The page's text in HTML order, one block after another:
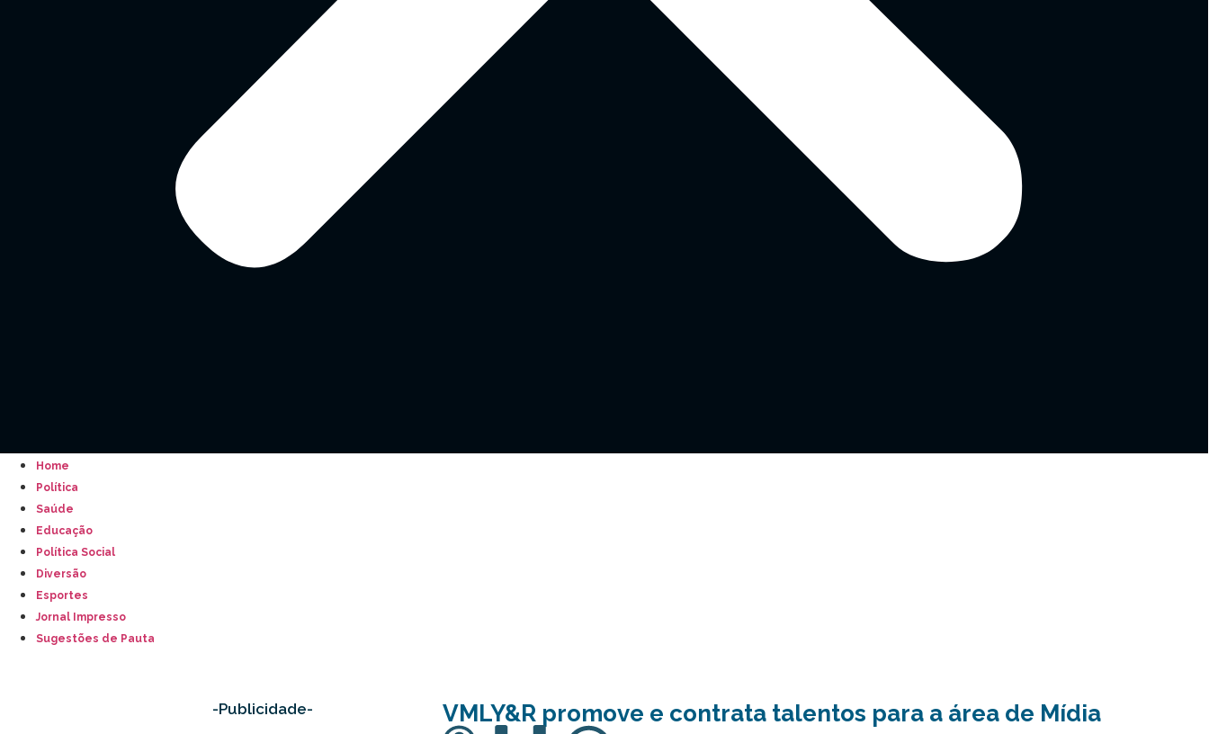
Home
Política
Saúde
Educação
Política Social
Diversão
Esportes
Jornal Impresso
Sugestões de Pauta
-Publicidade- VMLY&R promove e contrata talentos para a área de Mídia